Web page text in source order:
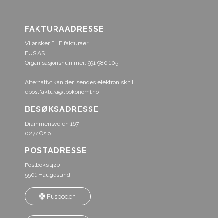
FAKTURAADRESSE
Vi ønsker EHF fakturaer.
FUS AS
Organisasjonsnummer: 991 980 105
Alternativt kan den sendes elektronisk til:
epostfaktura@tbokonomi.no
BESØKSADRESSE
Drammensveien 167
0277 Oslo
POSTADRESSE
Postboks 420
5501 Haugesund
Fuspoden